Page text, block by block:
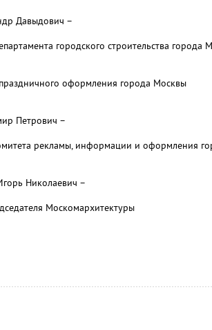
Давыдович –
городского строительства города
оформления города Москвы
Петрович –
рекламы, информации и оформления
Николаевич –
Москомархитектуры